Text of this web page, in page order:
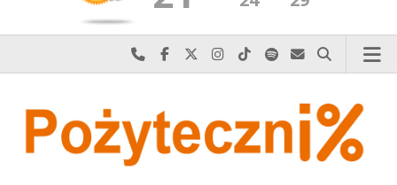
Najlepiej po prostu do nas zadzwoń
Odwiedź nas na Facebook-u
Odwiedź nas na X
Odwiedź nas na Instagram-ie
Odwiedź nas na TikTok-u
Szukaj nas na Spotify
Wyślij do nas
Szukaj